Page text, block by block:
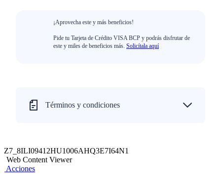
¡Aprovecha este y más beneficios!
Pide tu Tarjeta de Crédito VISA BCP y podrás disfrutar de
este y miles de beneficios más. Solicítala aquí
Términos y condiciones
Z7_8ILI09412HU1006AHQ3E7I64N1
Web Content Viewer
Acciones